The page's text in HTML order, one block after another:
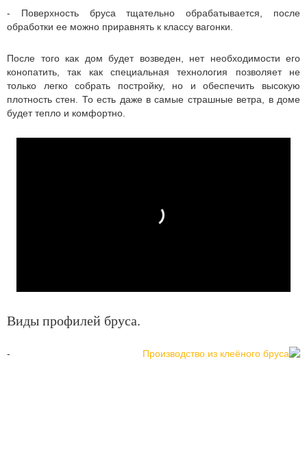
- Поверхность бруса тщательно обрабатывается, после
обработки ее можно приравнять к классу вагонки.
После того как дом будет возведен, нет необходимости его
конопатить, так как специальная технология позволяет не
только легко собрать постройку, но и обеспечить высокую
плотность стен. То есть даже в самые страшные ветра, в доме
будет тепло и комфортно.
Виды профилей бруса.
-